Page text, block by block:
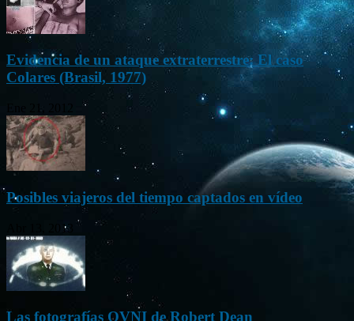
Evidencia de un ataque extraterrestre: El caso
Colares (Brasil, 1977)
Posibles viajeros del tiempo captados en vídeo
Abr 13, 2013
Las fotografías OVNI de Robert Dean